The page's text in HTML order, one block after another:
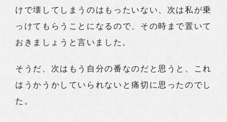
けで壊してしまうのはもったいない、次は私が乗
っけてもらうことになるので、その時まで置いて
おきましょうと言いました。
そうだ、次はもう自分の番なのだと思うと、これ
はうかうかしていられないと痛切に思ったのでし
た。